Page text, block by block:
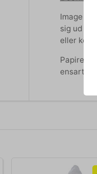
Image
sig ud
eller
Papiret